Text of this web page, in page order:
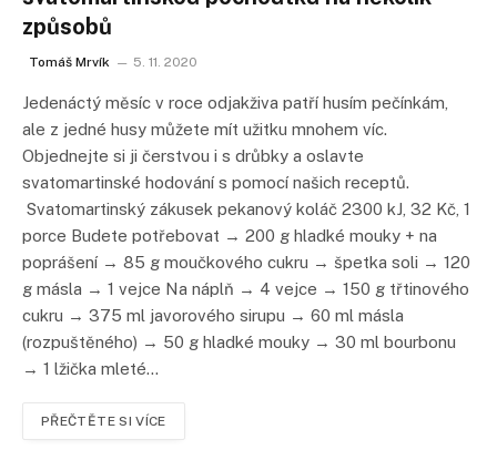
způsobů
Tomáš Mrvík 5. 11. 2020
Jedenáctý měsíc v roce odjakživa patří husím pečínkám,
ale z jedné husy můžete mít užitku mnohem víc.
Objednejte si ji čerstvou i s drůbky a oslavte
svatomartinské hodování s pomocí našich receptů.
Svatomartinský zákusek pekanový koláč 2300 kJ, 32 Kč, 1
porce Budete potřebovat → 200 g hladké mouky + na
poprášení → 85 g moučkového cukru → špetka soli → 120
g másla → 1 vejce Na náplň → 4 vejce → 150 g třtinového
cukru → 375 ml javorového sirupu → 60 ml másla
(rozpuštěného) → 50 g hladké mouky → 30 ml bourbonu
→ 1 lžička mleté…
PŘEČTĚTE SI VÍCE